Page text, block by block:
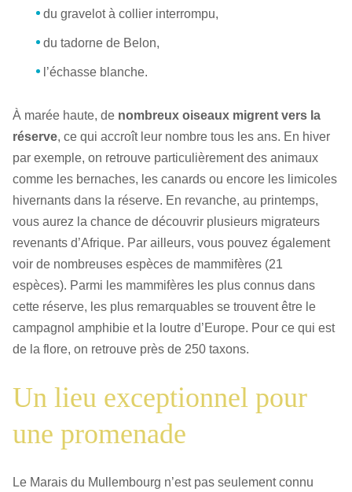
du gravelot à collier interrompu,
du tadorne de Belon,
l’échasse blanche.
À marée haute, de nombreux oiseaux migrent vers la
réserve, ce qui accroît leur nombre tous les ans. En hiver
par exemple, on retrouve particulièrement des animaux
comme les bernaches, les canards ou encore les limicoles
hivernants dans la réserve. En revanche, au printemps,
vous aurez la chance de découvrir plusieurs migrateurs
revenants d’Afrique. Par ailleurs, vous pouvez également
voir de nombreuses espèces de mammifères (21
espèces). Parmi les mammifères les plus connus dans
cette réserve, les plus remarquables se trouvent être le
campagnol amphibie et la loutre d’Europe. Pour ce qui est
de la flore, on retrouve près de 250 taxons.
Un lieu exceptionnel pour
une promenade
Le Marais du Mullembourg n’est pas seulement connu